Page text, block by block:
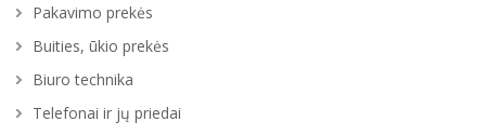
Indai ir stalo reikmenys
Maistas ir gėrimai
Pakavimo prekės
Buities, ūkio prekės
Biuro technika
Telefonai ir jų priedai